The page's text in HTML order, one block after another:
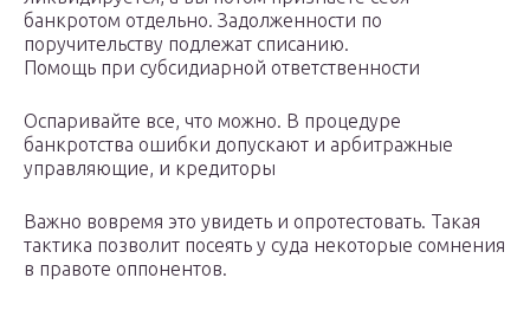
банкротом отдельно. Задолженности по
поручительству подлежат списанию.
Помощь при субсидиарной ответственности
Оспаривайте все, что можно. В процедуре
банкротства ошибки допускают и арбитражные
управляющие, и кредиторы
Важно вовремя это увидеть и опротестовать. Такая
тактика позволит посеять у суда некоторые сомнения
в правоте оппонентов.